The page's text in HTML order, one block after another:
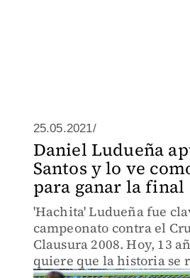
25.05.2021/
Daniel Ludueña
Santos y lo ve
para ganar la final
'Hachita' Ludueña fue
campeonato contra el
Clausura 2008. Hoy, 13
quiere que la historia se